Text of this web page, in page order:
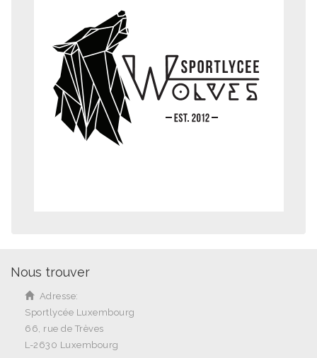
Nous trouver
Adresse:
Sportlycée Luxembourg
66, rue de Trèves
L-2630 Luxembourg